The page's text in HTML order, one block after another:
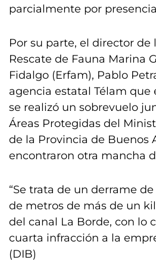
parcialmente por
Por su parte, el director de
Rescate de Fauna Marina
Fidalgo (Erfam), Pablo
agencia estatal Télam que
se realizó un sobrevuelo
Áreas Protegidas del
de la Provincia de Buenos
encontraron otra mancha
“Se trata de un derrame
de metros de más de un
del canal La Borde, con lo
cuarta infracción a la
(DIB)